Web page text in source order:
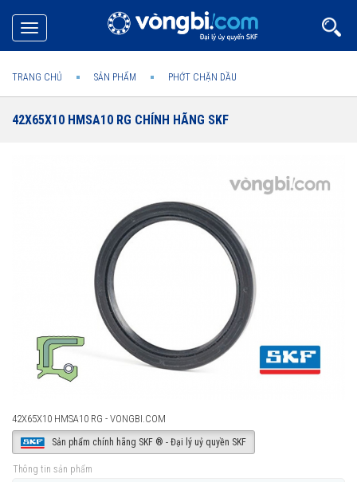
Toggle
navigation
TRANG CHỦ SẢN PHẨM PHỚT CHẶN DẦU
42X65X10 HMSA10 RG CHÍNH HÃNG SKF
42X65X10 HMSA10 RG - VONGBI.COM
Sản phẩm chính hãng SKF ® - Đại lý uỷ quyền SKF
Thông tin sản phẩm